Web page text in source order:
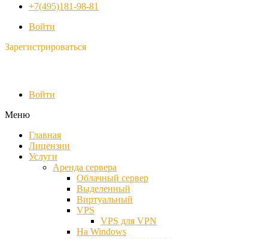
+7(495)181-98-81
Войти
Зарегистрироваться
Войти
Меню
Главная
Лицензии
Услуги
Аренда сервера
Облачный сервер
Выделенный
Виртуальный
VPS
VPS для VPN
На Windows